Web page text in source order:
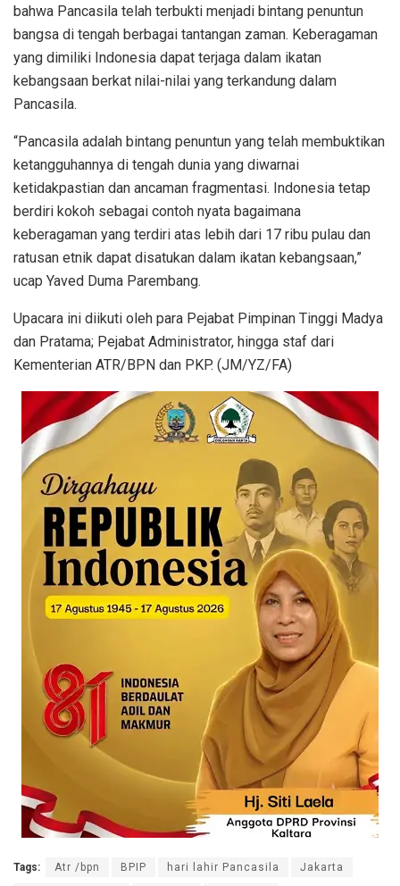
bahwa Pancasila telah terbukti menjadi bintang penuntun
bangsa di tengah berbagai tantangan zaman. Keberagaman
yang dimiliki Indonesia dapat terjaga dalam ikatan
kebangsaan berkat nilai-nilai yang terkandung dalam
Pancasila.
“Pancasila adalah bintang penuntun yang telah membuktikan
ketangguhannya di tengah dunia yang diwarnai
ketidakpastian dan ancaman fragmentasi. Indonesia tetap
berdiri kokoh sebagai contoh nyata bagaimana
keberagaman yang terdiri atas lebih dari 17 ribu pulau dan
ratusan etnik dapat disatukan dalam ikatan kebangsaan,”
ucap Yaved Duma Parembang.
Upacara ini diikuti oleh para Pejabat Pimpinan Tinggi Madya
dan Pratama; Pejabat Administrator, hingga staf dari
Kementerian ATR/BPN dan PKP. (JM/YZ/FA)
Tags: Atr /bpn BPIP hari lahir Pancasila Jakarta